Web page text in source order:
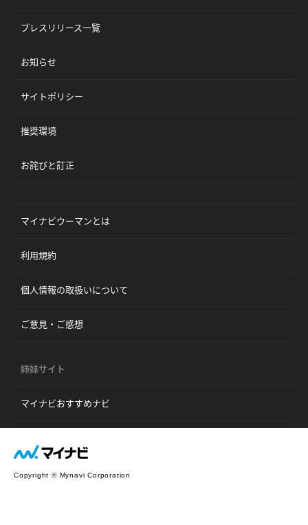
プレスリリース一覧
お知らせ
サイトポリシー
推奨環境
お詫びと訂正
マイナビウーマンとは
利用規約
個人情報の取扱いについて
ご意見・ご感想
姉妹サイト
マイナビおすすめナビ
Copyright © Mynavi Corporation